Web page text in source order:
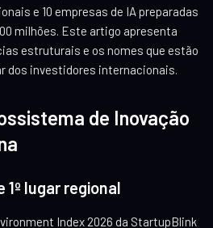
e 10 empresas de IA preparadas
milhões. Este artigo apresenta
estruturais e os nomes que estão
dos investidores internacionais.
de Inovação
1º lugar regional
Index 2026 da StartupBlink